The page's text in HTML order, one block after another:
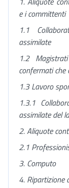
e i committenti
1.1
assimilate
1.2
confermati che
1.3 Lavoro
1.3.1
assimilate del
2. Aliquote
2.1
3. Computo
4. Ripartizione